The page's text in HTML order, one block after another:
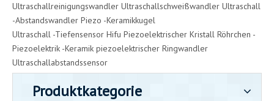
Ultraschallreinigungswandler Ultraschallschweißwandler Ultraschall
-Abstandswandler Piezo -Keramikkugel
Ultraschall -Tiefensensor Hifu Piezoelektrischer Kristall Röhrchen -
Piezoelektrik -Keramik piezoelektrischer Ringwandler
Ultraschallabstandssensor
Produktkategorie